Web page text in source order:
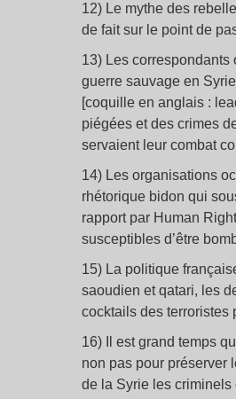
12) Le mythe des
de fait sur le point de
13) Les
guerre sauvage en
[coquille en anglais :
piégées et des crimes
servaient leur combat
14) Les organisations
rhétorique bidon qui
rapport par Human
susceptibles d’être
15) La politique
saoudien et qatari, les
cocktails des terroristes
16) Il est grand temps
non pas pour préserver
de la Syrie les criminels